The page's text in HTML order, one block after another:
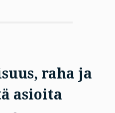
raha ja
asioita